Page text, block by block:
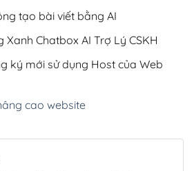
tạo bài viết bằng AI
Xanh Chatbox AI Trợ Lý CSKH
ký mới sử dụng Host của Web
cao website